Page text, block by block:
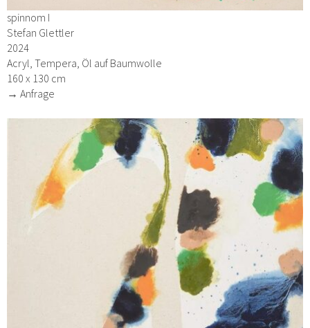
spinnom I
Stefan Glettler
2024
Acryl, Tempera, Öl auf Baumwolle
160 x 130 cm
→ Anfrage